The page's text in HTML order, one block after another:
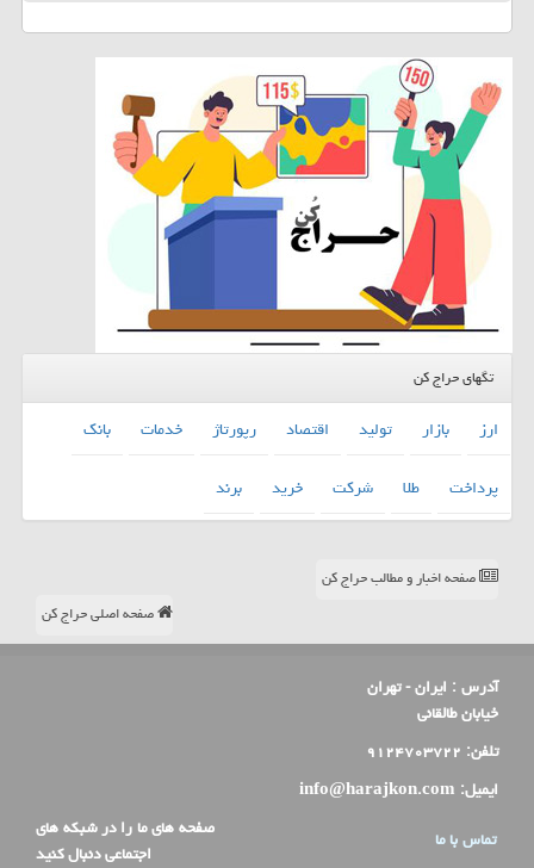
تگهای حراج کن
ارز بازار تولید اقتصاد رپورتاژ خدمات
بانك
پرداخت
طلا شركت خرید برند
صفحه اخبار و مطالب حراج کن
صفحه اصلی حراج کن
آدرس : ایران - تهران
خیابان طالقانی
تلفن: ۹۱۲۴۷۰۳۷۲۲
ایمیل: info@harajkon.com
تماس با ما
صفحه های ما را در شبکه های
اجتماعی دنبال کنید